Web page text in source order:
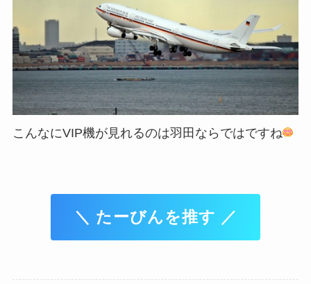
こんなにVIP機が見れるのは羽田ならではですね
＼ たーびんを推す ／